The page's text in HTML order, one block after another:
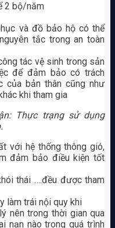
2 bộ/năm
và đồ bảo hộ có thể
tắc trong an toàn
tác vệ sinh trong sản
để đảm bảo có trách
của bản thân cũng như
khi tham gia
Thực trạng sử dụng
với hệ thống thông gió,
đảm bảo điều kiện tốt
thái ….đều được tham
làm trái nội quy khi
nên trong thời gian qua
nạn nào trong quá trình